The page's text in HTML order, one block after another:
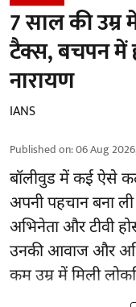
7 साल की उम्र
टैक्स, बचपन में
नारायण
IANS
Published on:06 Aug
बॉलीवुडमें कई ऐसे
अपनी पहचान बना
अभिनेता और टीवी
उनकी आवाज और
कम उम्र में मिली